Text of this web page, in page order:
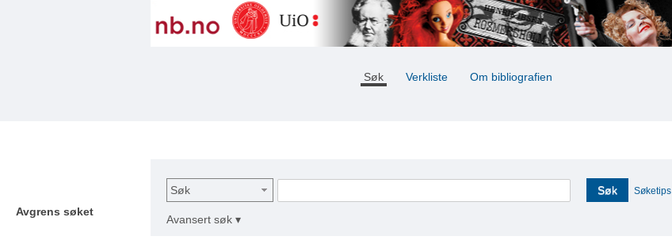
Søk Verkliste Om bibliografien
Avgrens søket
Søk Søk Søketips
Avansert søk ▾